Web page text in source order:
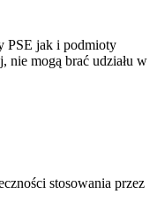
PSE jak i podmioty
nie mogą brać udziału w
stosowania przez